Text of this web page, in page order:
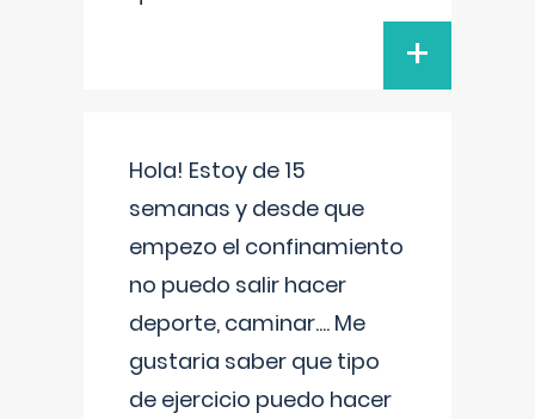
+
Hola! Estoy de 15
semanas y desde que
empezo el confinamiento
no puedo salir hacer
deporte, caminar.... Me
gustaria saber que tipo
de ejercicio puedo hacer